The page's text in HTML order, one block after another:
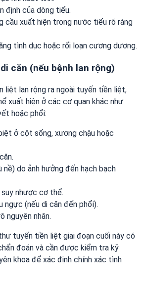
định của dòng tiểu.
cầu xuất hiện trong nước tiểu rõ ràng
tình dục hoặc rối loạn cương dương.
căn (nếu bệnh lan rộng)
liệt lan rộng ra ngoài tuyến tiền liệt,
xuất hiện ở các cơ quan khác như
hoặc phổi:
ở cột sống, xương chậu hoặc
nề) do ảnh hưởng đến hạch bạch
nhược cơ thể.
ngực (nếu di căn đến phổi).
nguyên nhân.
tuyến tiền liệt giai đoạn cuối này có
đoán và cần được kiểm tra kỹ
khoa để xác định chính xác tình